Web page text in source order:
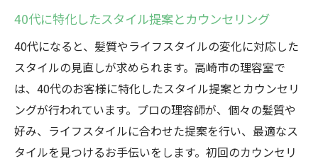
40代にぴったりのリラクゼーションメニュ
ー
お客様の声を反映したサービス改善
安心して任せられるプロのスキル
心身ともにリフレッシュするスタイル体験
40代に特化したスタイル提案とカウンセリング
40代になると、髪質やライフスタイルの変化に対応した
スタイルの見直しが求められます。高崎市の理容室で
は、40代のお客様に特化したスタイル提案とカウンセリ
ングが行われています。プロの理容師が、個々の髪質や
好み、ライフスタイルに合わせた提案を行い、最適なス
タイルを見つけるお手伝いをします。初回のカウンセリ